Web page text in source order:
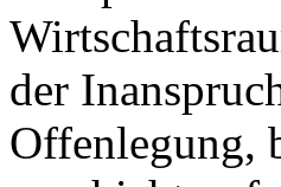
der
Offenlegung,